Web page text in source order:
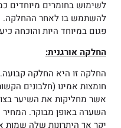
לשימוש בחומרים מיוחדים
להשתמש בו לאחר
פגום במיוחד היות והוכחה
החלקה אורגנית:
החלקה זו היא החלקה
חומצות אמינו (חלבונים
אשר מחליקות את השיער
השערה באופן מבוקר.
יקר אך היתרונות שלה